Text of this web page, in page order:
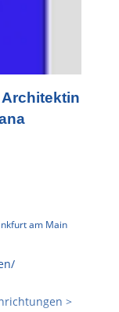
am Main
>